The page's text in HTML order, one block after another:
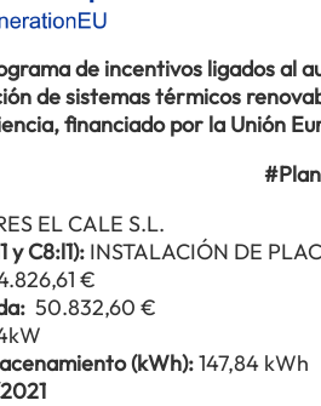
de incentivos ligados al
de sistemas térmicos
financiado por la Unión
EL CALE S.L.
y C8:l1): INSTALACIÓN DE
€
50.832,60 €
(kWh):147,84 kWh